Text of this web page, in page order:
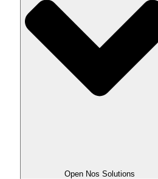
Open Nos Solutions